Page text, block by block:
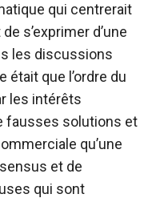
qui centrerait
s’exprimer d’une
les discussions
était que l’ordre du
les intérêts
fausses solutions et
qu’une
et de
qui sont